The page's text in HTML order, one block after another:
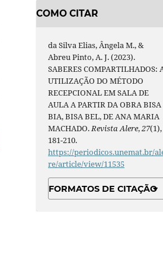
COMO CITAR
da Silva Elias, Ângela M., &
Abreu Pinto, A. J. (2023).
SABERES COMPARTILHADOS:
UTILIZAÇÃO DO MÉTODO
RECEPCIONAL EM SALA DE
AULA A PARTIR DA OBRA BISA
BIA, BISA BEL, DE ANA MARIA
MACHADO.Revista Alere,27(1),
181-210.
https://periodicos.unemat.br/
re/article/view/11535
FORMATOS DE CITAÇÃO